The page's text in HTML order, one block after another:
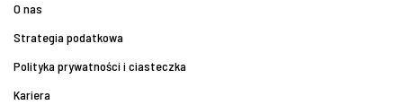
O nas
Strategia podatkowa
Polityka prywatności i ciasteczka
Kariera